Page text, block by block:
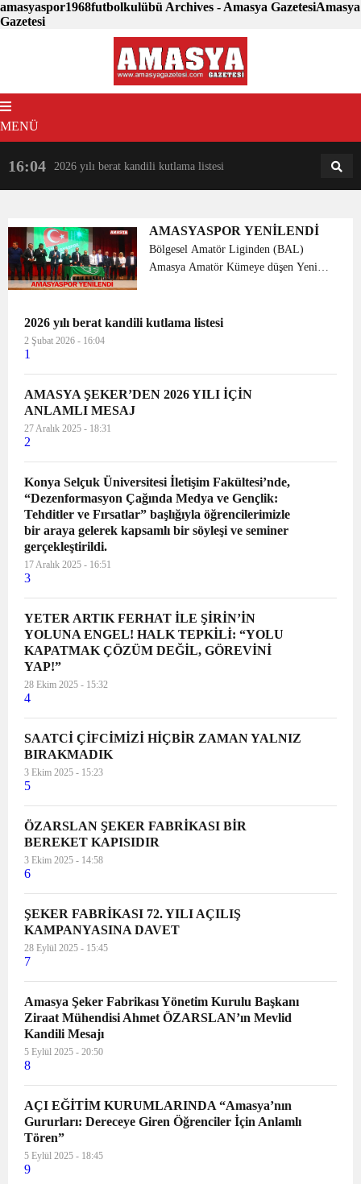
amasyaspor1968futbolkulübü Archives - Amasya GazetesiAmasya
Gazetesi
MENÜ
16:04 2026 yılı berat kandili kutlama listesi 18:31
AMASYASPOR YENİLENDİ
Bölgesel Amatör Liginden (BAL)
Amasya Amatör Kümeye düşen Yeni
Amasyaspor 1968 Futbol Kulübü olarak
2026 yılı berat kandili kutlama listesi
2 Şubat 2026 - 16:04
1
AMASYA ŞEKER’DEN 2026 YILI İÇİN
ANLAMLI MESAJ
27 Aralık 2025 - 18:31
2
Konya Selçuk Üniversitesi İletişim Fakültesi’nde,
“Dezenformasyon Çağında Medya ve Gençlik:
Tehditler ve Fırsatlar” başlığıyla öğrencilerimizle
bir araya gelerek kapsamlı bir söyleşi ve seminer
gerçekleştirildi.
17 Aralık 2025 - 16:51
3
YETER ARTIK FERHAT İLE ŞİRİN’İN
YOLUNA ENGEL! HALK TEPKİLİ: “YOLU
KAPATMAK ÇÖZÜM DEĞİL, GÖREVİNİ
YAP!”
28 Ekim 2025 - 15:32
4
SAATCİ ÇİFCİMİZİ HİÇBİR ZAMAN YALNIZ
BIRAKMADIK
3 Ekim 2025 - 15:23
5
ÖZARSLAN ŞEKER FABRİKASI BİR
BEREKET KAPISIDIR
3 Ekim 2025 - 14:58
6
ŞEKER FABRİKASI 72. YILI AÇILIŞ
KAMPANYASINA DAVET
28 Eylül 2025 - 15:45
7
Amasya Şeker Fabrikası Yönetim Kurulu Başkanı
Ziraat Mühendisi Ahmet ÖZARSLAN’ın Mevlid
Kandili Mesajı
5 Eylül 2025 - 20:50
8
AÇI EĞİTİM KURUMLARINDA “Amasya’nın
Gururları: Dereceye Giren Öğrenciler İçin Anlamlı
Tören”
5 Eylül 2025 - 18:45
9